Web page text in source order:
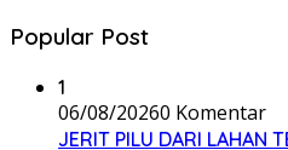
Popular Post
1
06/08/20260 Komentar
JERIT PILU DARI LAHAN